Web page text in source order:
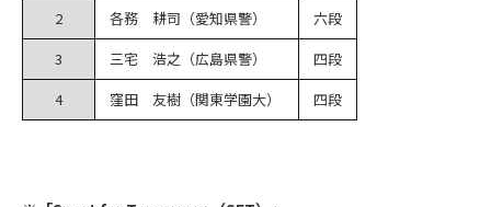
2
各務 耕司（愛知県警）
六段
3
三宅 浩之（広島県警）
四段
4
窪田 友樹（関東学園大） 四段